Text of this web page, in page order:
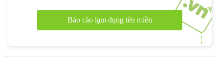
Báo cáo lạm dụng tên miền